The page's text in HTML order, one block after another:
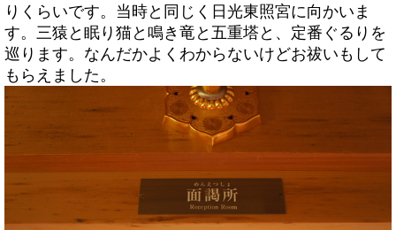
りくらいです。当時と同じく日光東照宮に向かいま
す。三猿と眠り猫と鳴き竜と五重塔と、定番ぐるりを
巡ります。なんだかよくわからないけどお祓いもして
もらえました。